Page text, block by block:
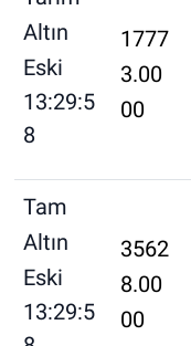
Altın
Eski
13:29:5
8
1777
3.00
00
Tam
Altın
Eski
13:29:5
3562
8.00
00